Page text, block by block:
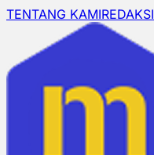
TENTANG KAMIREDAKSI